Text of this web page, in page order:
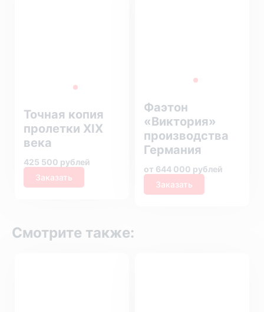
Точная копия
пролетки XIX
века
425 500 рублей
Заказать
Фаэтон
«Виктория»
производства
Германия
от 644 000 рублей
Заказать
Смотрите также: